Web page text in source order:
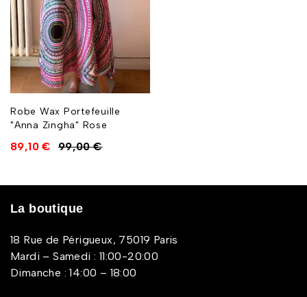
Robe Wax Portefeuille
"Anna Zingha" Rose
99,00€
89,10€
La boutique
18 Rue de Périgueux, 75019 Paris
Mardi – Samedi : 11:00-20:00
Dimanche : 14:00 – 18:00